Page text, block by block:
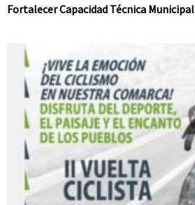
Fortalecer Capacidad Técnica Municipal